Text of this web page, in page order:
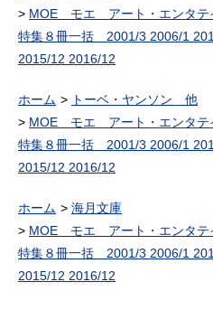
MOE モエ アート・エンタテ
特集８冊一括 2001/3 2006/1
2015/12 2016/12
ホーム
トーベ・ヤンソン 他
MOE モエ アート・エンタテ
特集８冊一括 2001/3 2006/1
2015/12 2016/12
ホーム
海月文庫
MOE モエ アート・エンタテ
特集８冊一括 2001/3 2006/1
2015/12 2016/12